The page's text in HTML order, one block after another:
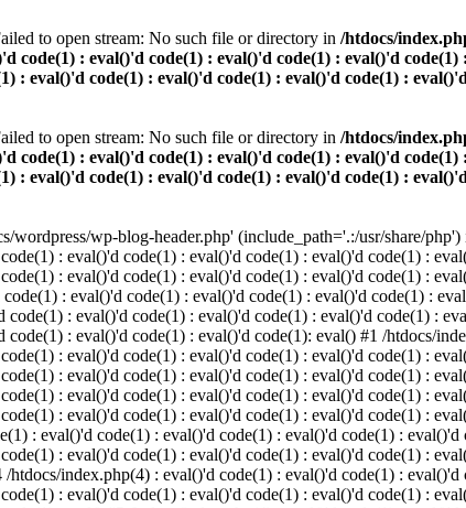
to open stream: No such file or directory in /htdocs/
code(1) : eval()'d code(1) : eval()'d code(1) : eval()'d
: eval()'d code(1) : eval()'d code(1) : eval()'d code(1) :
to open stream: No such file or directory in /htdocs/
code(1) : eval()'d code(1) : eval()'d code(1) : eval()'d
: eval()'d code(1) : eval()'d code(1) : eval()'d code(1) :
wordpress/wp-blog-header.php' (include_path='.:/usr/share/
: eval()'d code(1) : eval()'d code(1) : eval()'d code(1) :
: eval()'d code(1) : eval()'d code(1) : eval()'d code(1) :
: eval()'d code(1) : eval()'d code(1) : eval()'d code(1) :
: eval()'d code(1) : eval()'d code(1) : eval()'d code(1) :
: eval()'d code(1) : eval()'d code(1): eval() #1 /htdocs/
: eval()'d code(1) : eval()'d code(1) : eval()'d code(1) :
: eval()'d code(1) : eval()'d code(1) : eval()'d code(1) :
: eval()'d code(1) : eval()'d code(1) : eval()'d code(1) :
: eval()'d code(1) : eval()'d code(1) : eval()'d code(1) :
: eval()'d code(1) : eval()'d code(1) : eval()'d code(1) :
: eval()'d code(1) : eval()'d code(1) : eval()'d code(1) :
index.php(4) : eval()'d code(1) : eval()'d code(1) :
: eval()'d code(1) : eval()'d code(1) : eval()'d code(1) :